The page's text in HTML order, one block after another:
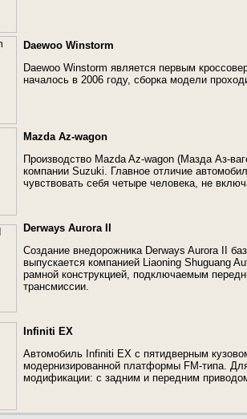
Daewoo Winstorm
Daewoo Winstorm является первым
началось в 2006 году, сборка модели
Mazda Az-wagon
Производство Mazda Az-wagon (Мазда Аз-
компании Suzuki. Главное отличие
чувствовать себя четыре человека, не
Derways Aurora II
Создание внедорожника Derways Aurora II
выпускается компанией Liaoning Shuguang
рамной конструкцией, подключаемым
трансмиссии.
Infiniti EX
Автомобиль Infiniti EX с пятидверным
модернизированной платформы FM-типа.
модификации: с задним и передним